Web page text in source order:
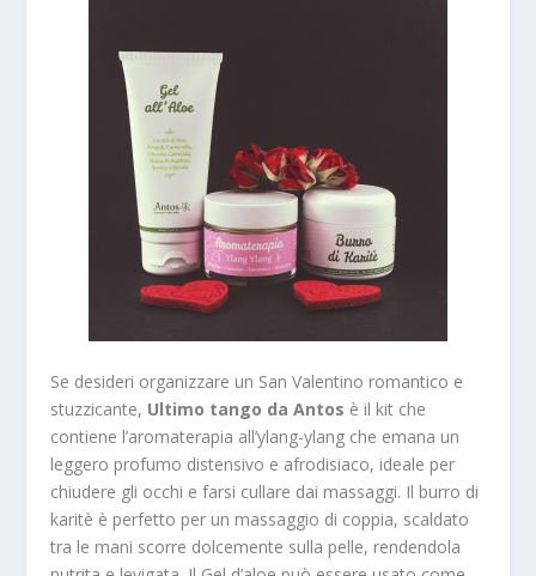
Se desideri organizzare un San Valentino romantico e
stuzzicante, Ultimo tango da Antos è il kit che
contiene l’aromaterapia all’ylang-ylang che emana un
leggero profumo distensivo e afrodisiaco, ideale per
chiudere gli occhi e farsi cullare dai massaggi. Il burro di
karitè è perfetto per un massaggio di coppia, scaldato
tra le mani scorre dolcemente sulla pelle, rendendola